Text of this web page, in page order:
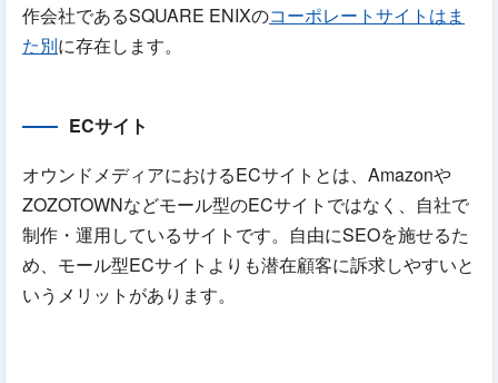
作会社であるSQUARE ENIXのコーポレートサイトはま
た別に存在します。
ECサイト
オウンドメディアにおけるECサイトとは、Amazonや
ZOZOTOWNなどモール型のECサイトではなく、自社で
制作・運用しているサイトです。自由にSEOを施せるた
め、モール型ECサイトよりも潜在顧客に訴求しやすいと
いうメリットがあります。